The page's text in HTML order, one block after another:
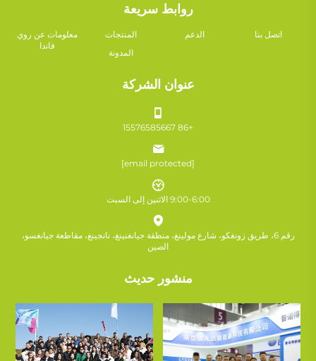
روابط سريعة
معلومات عن روي
فاندا
المنتجات الدعم
اتصل بنا
المدونة
عنوان الشركة
+86 15576585667
[email protected]
9:00-6:00 الاثنين إلى السبت
رقم 6، طريق زونغكو، شارع مولينغ، منطقة جيانغنينغ، نانجينغ، مقاطعة جيانغسو،
الصين
منشور حديث